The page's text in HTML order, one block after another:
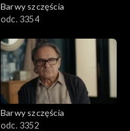
Barwy szczęścia
odc. 3354
Barwy szczęścia
odc. 3352